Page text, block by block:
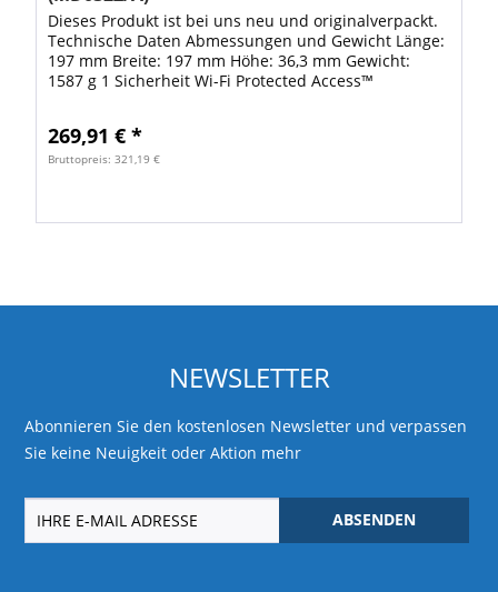
Dieses Produkt ist bei uns neu und originalverpackt.
Technische Daten Abmessungen und Gewicht Länge:
197 mm Breite: 197 mm Höhe: 36,3 mm Gewicht:
1587 g 1 Sicherheit Wi-Fi Protected Access™
269,91 € *
Bruttopreis: 321,19 €
NEWSLETTER
Abonnieren Sie den kostenlosen Newsletter und verpassen
Sie keine Neuigkeit oder Aktion mehr
ABSENDEN